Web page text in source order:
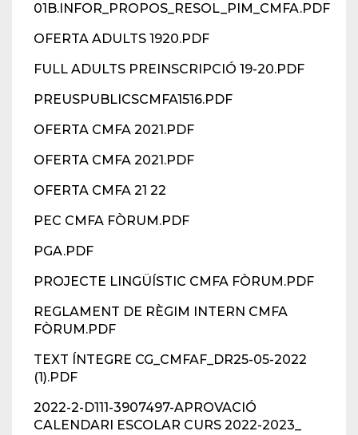
01B.INFOR_PROPOS_RESOL_PIM_CMFA.PDF
OFERTA ADULTS 1920.PDF
FULL ADULTS PREINSCRIPCIÓ 19-20.PDF
PREUSPUBLICSCMFA1516.PDF
OFERTA CMFA 2021.PDF
OFERTA CMFA 2021.PDF
OFERTA CMFA 21 22
PEC CMFA FÒRUM.PDF
PGA.PDF
PROJECTE LINGÜÍSTIC CMFA FÒRUM.PDF
REGLAMENT DE RÈGIM INTERN CMFA
FÒRUM.PDF
TEXT ÍNTEGRE CG_CMFAF_DR25-05-2022
(1).PDF
2022-2-D111-3907497-APROVACIÓ
CALENDARI ESCOLAR CURS 2022-2023_